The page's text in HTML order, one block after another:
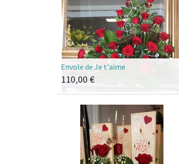
Envole de Je t'aime
110,00 €